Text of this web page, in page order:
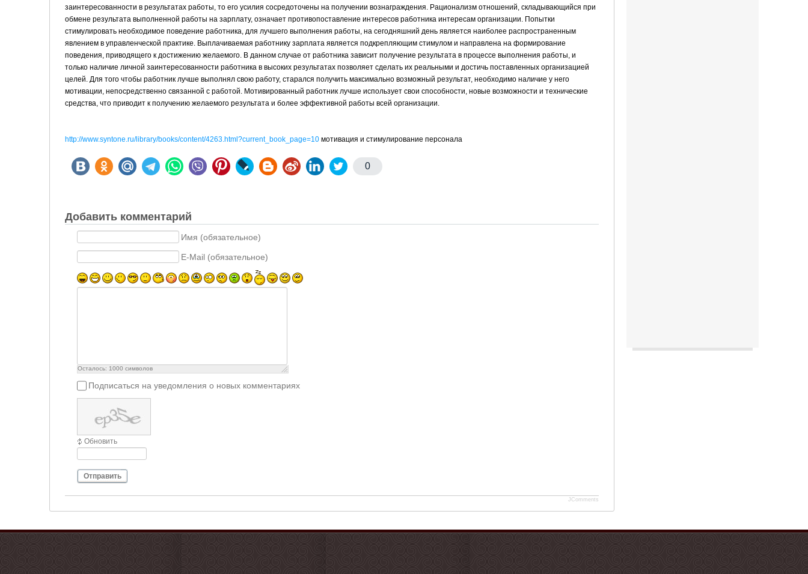
заинтересованности в результатах работы, то его усилия сосредоточены на получении вознаграждения. Рационализм отношений, складывающийся при
обмене результата выполненной работы на зарплату, означает противопоставление интересов работника интересам организации. Попытки
стимулировать необходимое поведение работника, для лучшего выполнения работы, на сегодняшний день является наиболее распространенным
явлением в управленческой практике. Выплачиваемая работнику зарплата является подкрепляющим стимулом и направлена на формирование
поведения, приводящего к достижению желаемого. В данном случае от работника зависит получение результата в процессе выполнения работы, и
только наличие личной заинтересованности работника в высоких результатах позволяет сделать их реальными и достичь поставленных организацией
целей. Для того чтобы работник лучше выполнял свою работу, старался получить максимально возможный результат, необходимо наличие у него
мотивации, непосредственно связанной с работой. Мотивированный работник лучше использует свои способности, новые возможности и технические
средства, что приводит к получению желаемого результата и более эффективной работы всей организации.
http://www.syntone.ru/library/books/content/4263.html?current_book_page=10 мотивация и стимулирование персонала
0
Добавить комментарий
Имя (обязательное)
E-Mail (обязательное)
Осталось: 1000 символов
Подписаться на уведомления о новых комментариях
Обновить
Отправить
JComments